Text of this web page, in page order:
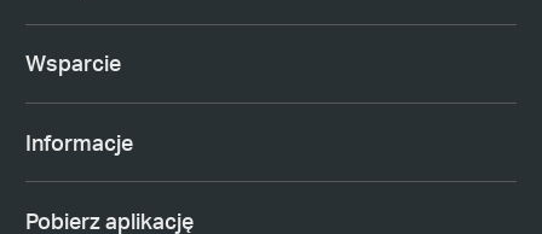
Wsparcie
Informacje
Pobierz aplikację